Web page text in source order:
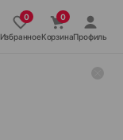
ИзбранноеКорзинаПрофиль